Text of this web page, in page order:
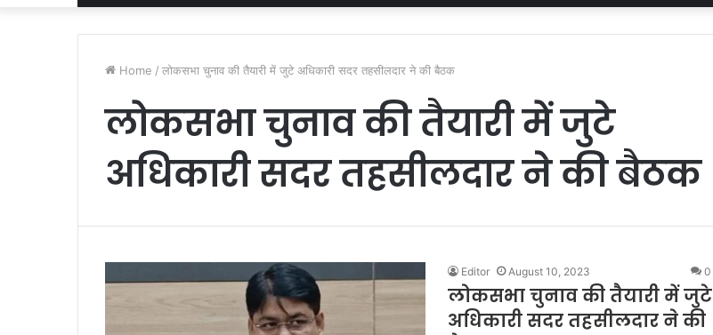
Home / लोकसभा चुनाव की तैयारी में जुटे अधिकारी सदर तहसीलदार ने की बैठक
लोकसभा चुनाव की तैयारी में जुटे
अधिकारी सदर तहसीलदार ने की बैठक
Editor August 10, 2023 0
लोकसभा चुनाव की तैयारी में जुटे
अधिकारी सदर तहसीलदार ने की